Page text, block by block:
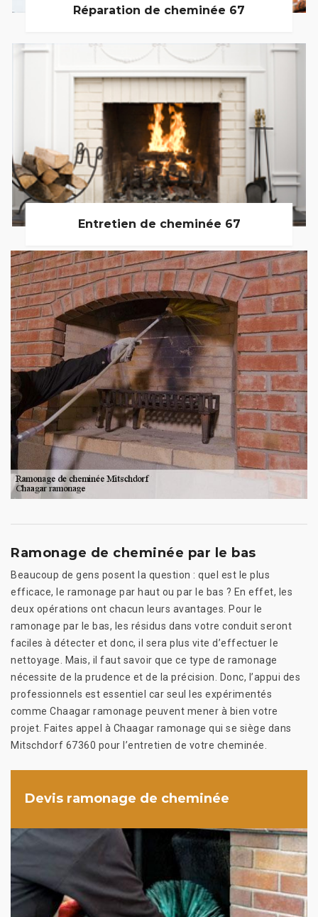
Réparation de cheminée 67
Entretien de cheminée 67
Ramonage de cheminée par le bas
Beaucoup de gens posent la question : quel est le plus
efficace, le ramonage par haut ou par le bas ? En effet, les
deux opérations ont chacun leurs avantages. Pour le
ramonage par le bas, les résidus dans votre conduit seront
faciles à détecter et donc, il sera plus vite d’effectuer le
nettoyage. Mais, il faut savoir que ce type de ramonage
nécessite de la prudence et de la précision. Donc, l’appui des
professionnels est essentiel car seul les expérimentés
comme Chaagar ramonage peuvent mener à bien votre
projet. Faites appel à Chaagar ramonage qui se siège dans
Mitschdorf 67360 pour l’entretien de votre cheminée.
Devis ramonage de cheminée